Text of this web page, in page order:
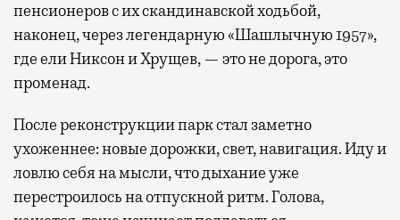
пенсионеров с их скандинавской ходьбой,
наконец, через легендарную «Шашлычную 1957»,
где ели Никсон и Хрущев, — это не дорога, это
променад.
После реконструкции парк стал заметно
ухоженнее: новые дорожки, свет, навигация. Иду и
ловлю себя на мысли, что дыхание уже
перестроилось на отпускной ритм. Голова,